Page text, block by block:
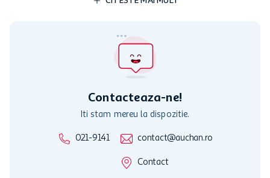
Aerosol All Ride pentru curatarea bordului 225 ml, cu